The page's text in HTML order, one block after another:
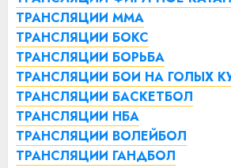
ТРАНСЛЯЦИИ ММА
ТРАНСЛЯЦИИ БОКС
ТРАНСЛЯЦИИ БОРЬБА
ТРАНСЛЯЦИИ БОИ НА ГОЛЫХ
ТРАНСЛЯЦИИ БАСКЕТБОЛ
ТРАНСЛЯЦИИ НБА
ТРАНСЛЯЦИИ ВОЛЕЙБОЛ
ТРАНСЛЯЦИИ ГАНДБОЛ